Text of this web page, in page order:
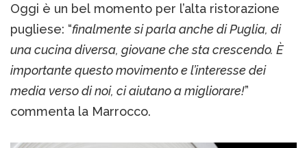
Oggi è un bel momento per l’alta ristorazione
pugliese: “finalmente si parla anche di Puglia, di
una cucina diversa, giovane che sta crescendo. È
importante questo movimento e l’interesse dei
media verso di noi, ci aiutano a migliorare!”
commenta la Marrocco.